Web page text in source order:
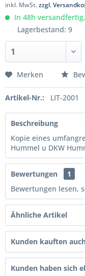
inkl. MwSt.zzgl.
In 48h
Lagerbestand: 9
Merken
Artikel-Nr.: LIT-2001
Beschreibung
Kopie eines
Hummel u DKW
Bewertungen
1
Bewertungen lesen,
Ähnliche Artikel
Kunden kauften
Kunden haben sich